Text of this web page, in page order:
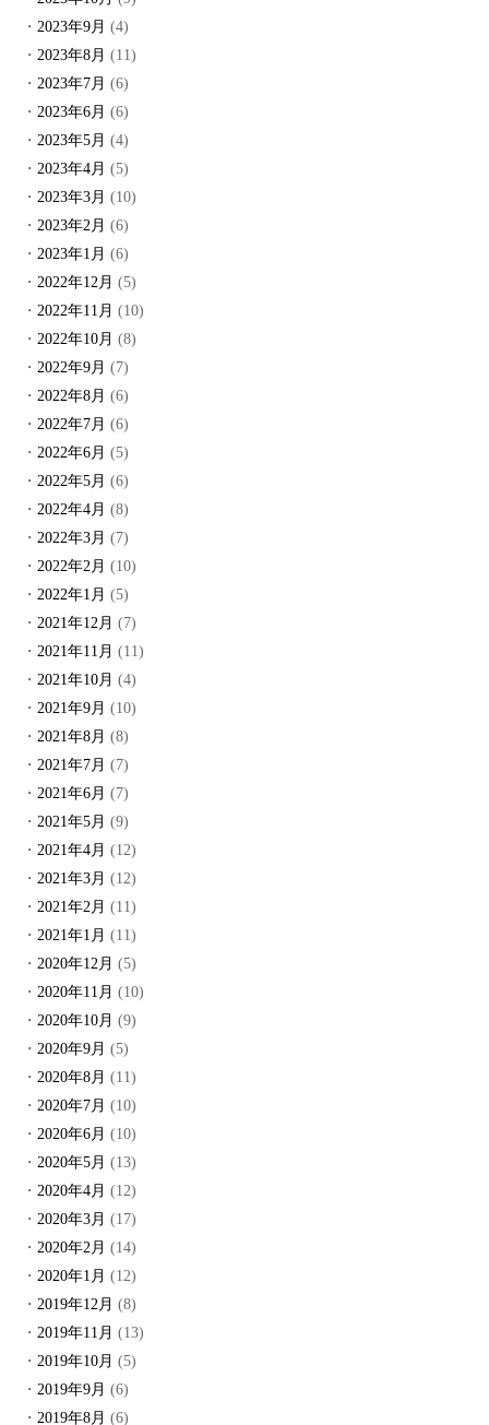
2023年9月 (4)
2023年8月 (11)
2023年7月 (6)
2023年6月 (6)
2023年5月 (4)
2023年4月 (5)
2023年3月 (10)
2023年2月 (6)
2023年1月 (6)
2022年12月 (5)
2022年11月 (10)
2022年10月 (8)
2022年9月 (7)
2022年8月 (6)
2022年7月 (6)
2022年6月 (5)
2022年5月 (6)
2022年4月 (8)
2022年3月 (7)
2022年2月 (10)
2022年1月 (5)
2021年12月 (7)
2021年11月 (11)
2021年10月 (4)
2021年9月 (10)
2021年8月 (8)
2021年7月 (7)
2021年6月 (7)
2021年5月 (9)
2021年4月 (12)
2021年3月 (12)
2021年2月 (11)
2021年1月 (11)
2020年12月 (5)
2020年11月 (10)
2020年10月 (9)
2020年9月 (5)
2020年8月 (11)
2020年7月 (10)
2020年6月 (10)
2020年5月 (13)
2020年4月 (12)
2020年3月 (17)
2020年2月 (14)
2020年1月 (12)
2019年12月 (8)
2019年11月 (13)
2019年10月 (5)
2019年9月 (6)
2019年8月 (6)